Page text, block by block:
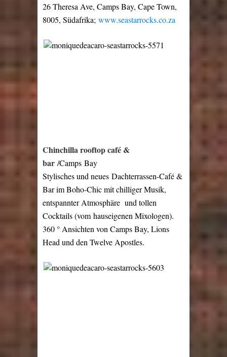
26 Theresa Ave, Camps Bay, Cape Town,
8005, Südafrika; www.seastarrocks.co.za
Chinchilla rooftop café &
bar /Camps Bay
Stylisches und neues Dachterrassen-Café &
Bar im Boho-Chic mit chilliger Musik,
entspannter Atmosphäre und tollen
Cocktails (vom hauseigenen Mixologen).
360 ° Ansichten von Camps Bay, Lions
Head und den Twelve Apostles.